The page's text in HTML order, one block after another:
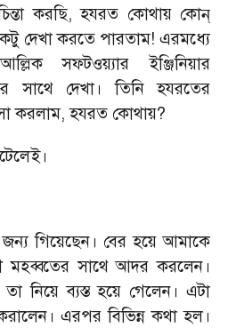
করছি,হযরত কোথায় কোন্
দেখা করতে পারতাম! এরমধ্যে
সফ্টওয়্যার ইঞ্জিনিয়ার
সাথে দেখা। তিনি হযরতের
করলাম,হযরত কোথায়?
গিয়েছেন। বের হয়ে আমাকে
মহব্বতের সাথে আদর করলেন।
নিয়ে ব্যস্ত হয়ে গেলেন। এটা
এরপর বিভিন্ন কথা হল।